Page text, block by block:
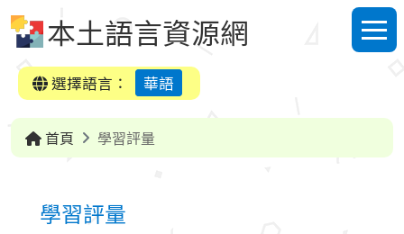
本土語言資源網
選單
選擇語言：
華語
首頁 學習評量
學習評量